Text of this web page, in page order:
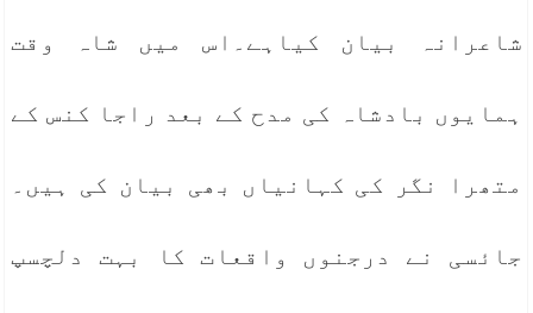
شاعرانہ بیان کیاہے۔اس میں شاہ وقت
ہمایوں بادشاہ کی مدح کے بعد راجا کنس کے
متھرا نگر کی کہانیاں بھی بیان کی ہیں۔
جائسی نے درجنوں واقعات کا بہت دلچسپ